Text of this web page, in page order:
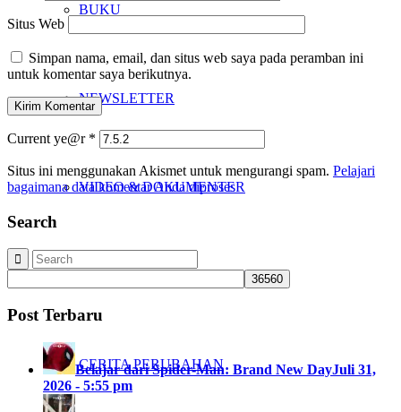
BUKU
NEWSLETTER
VIDEO & DOKUMENTER
LEAFLET & INFOGRAFIS
CERITA PERUBAHAN
Situs Web
Simpan nama, email, dan situs web saya pada peramban ini
untuk komentar saya berikutnya.
Current ye@r *
Situs ini menggunakan Akismet untuk mengurangi spam. Pelajari
bagaimana data komentar Anda diproses
Search
Post Terbaru
Belajar dari Spider-Man: Brand New DayJuli 31,
2026 - 5:55 pm